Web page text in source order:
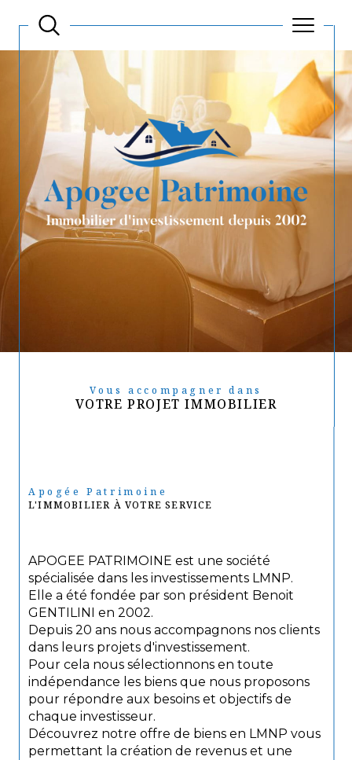
Vous accompagner dans
VOTRE PROJET IMMOBILIER
Apogée Patrimoine
L'IMMOBILIER À VOTRE SERVICE
APOGEE PATRIMOINE est une société
spécialisée dans les investissements LMNP.
Elle a été fondée par son président Benoit
GENTILINI en 2002.
Depuis 20 ans nous accompagnons nos clients
dans leurs projets d'investissement.
Pour cela nous sélectionnons en toute
indépendance les biens que nous proposons
pour répondre aux besoins et objectifs de
chaque investisseur.
Découvrez notre offre de biens en LMNP vous
permettant la création de revenus et une